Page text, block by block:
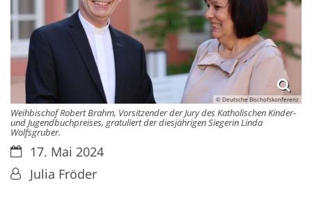
© Deutsche Bischofskonferenz
Weihbischof Robert Brahm, Vorsitzender der Jury des Katholischen Kinder-
und Jugendbuchpreises, gratuliert der diesjährigen Siegerin Linda
Wolfsgruber.
Datum:17. Mai 2024
Von:Julia Fröder